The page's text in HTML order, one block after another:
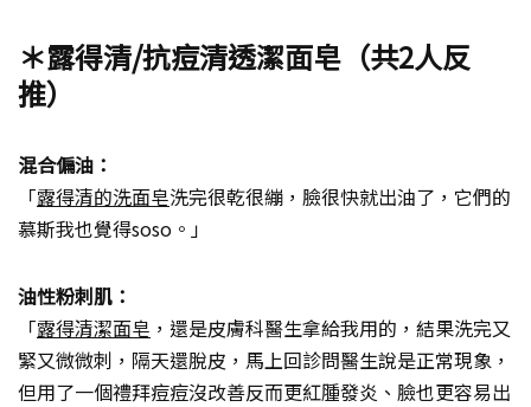
＊露得清/抗痘清透潔面皂（共2人反
推）
混合偏油：
「露得清的洗面皂洗完很乾很繃，臉很快就出油了，它們的
慕斯我也覺得soso。」
油性粉刺肌：
「露得清潔面皂 ，還是皮膚科醫生拿給我用的，結果洗完又
緊又微微刺，隔天還脫皮，馬上回診問醫生說是正常現象，
但用了一個禮拜痘痘沒改善反而更紅腫發炎、臉也更容易出